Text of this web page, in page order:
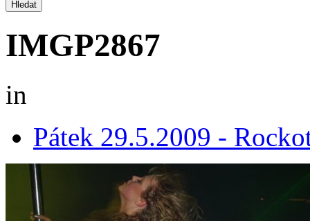
IMGP2867
in
Pátek 29.5.2009 -